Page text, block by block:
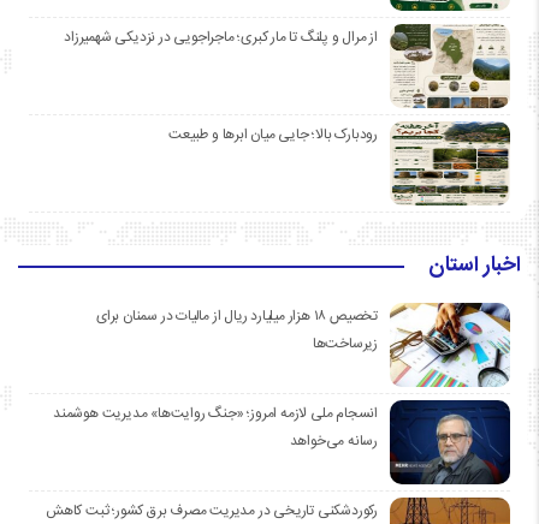
از مرال و پلنگ تا مار کبری؛ ماجراجویی در نزدیکی شهمیرزاد
رودبارک بالا؛ جایی میان ابرها و طبیعت
اخبار استان
تخصیص ۱۸ هزار میلیارد ریال از مالیات در سمنان برای
زیرساخت‌ها
انسجام ملی لازمه امروز؛ «جنگ روایت‌ها» مدیریت هوشمند
رسانه می‌خواهد
رکوردشکنی تاریخی در مدیریت مصرف برق کشور؛ ثبت کاهش